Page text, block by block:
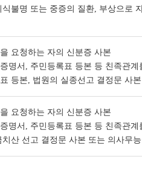
식불명 또는 중증의 질환, 부상으로
요청하는 자의 신분증 사본
명서 , 주민등록표 등본 등 친족관
등본, 법원의 실종선고 결정문 사
요청하는 자의 신분증 사본
명서 , 주민등록표 등본 등 친족관
치산 선고 결정문 사본 또는 의사무